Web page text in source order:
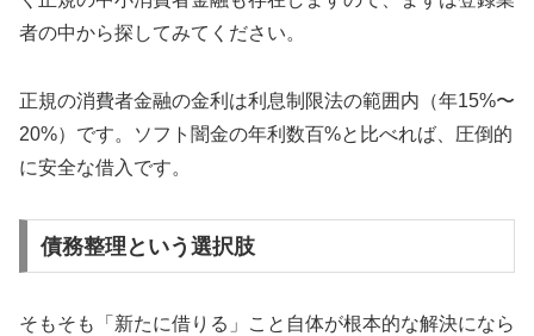
者の中から探してみてください。
正規の消費者金融の金利は利息制限法の範囲内（年15%〜
20%）です。ソフト闇金の年利数百%と比べれば、圧倒的
に安全な借入です。
債務整理という選択肢
そもそも「新たに借りる」こと自体が根本的な解決になら